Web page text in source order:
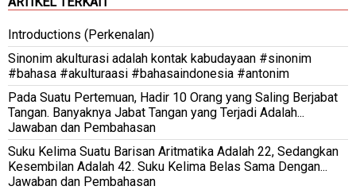
Introductions (Perkenalan)
Sinonim akulturasi adalah kontak kabudayaan #sinonim
#bahasa #akulturaasi #bahasaindonesia #antonim
Pada Suatu Pertemuan, Hadir 10 Orang yang Saling Berjabat
Tangan. Banyaknya Jabat Tangan yang Terjadi Adalah...
Jawaban dan Pembahasan
Suku Kelima Suatu Barisan Aritmatika Adalah 22, Sedangkan
Kesembilan Adalah 42. Suku Kelima Belas Sama Dengan...
Jawaban dan Pembahasan